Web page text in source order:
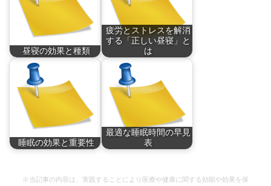
昼寝の効果と種類
昼寝をとると、様々
な…
疲労とストレスを解消
する「正しい昼寝」と
は
昼寝には、ストレス
解…
睡眠の効果と重要性
か」…
最適な睡眠時間の早見
表
※当記事の内容は、実践することにより医療や健康に関する効能や効果を保